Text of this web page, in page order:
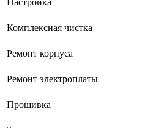
датчиков протечки
дегидраторов
депозитных машин
Комплексная чистка
Ремонт корпуса
Ремонт электроплаты
Прошивка